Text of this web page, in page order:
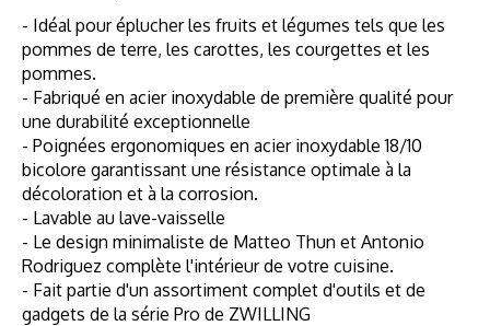
- Idéal pour éplucher les fruits et légumes tels que les
pommes de terre, les carottes, les courgettes et les
pommes.
- Fabriqué en acier inoxydable de première qualité pour
une durabilité exceptionnelle
- Poignées ergonomiques en acier inoxydable 18/10
bicolore garantissant une résistance optimale à la
décoloration et à la corrosion.
- Lavable au lave-vaisselle
- Le design minimaliste de Matteo Thun et Antonio
Rodriguez complète l'intérieur de votre cuisine.
- Fait partie d'un assortiment complet d'outils et de
gadgets de la série Pro de ZWILLING